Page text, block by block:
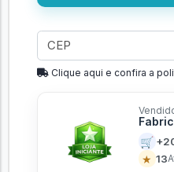
Clique aqui e confira a
🛒
★ 13